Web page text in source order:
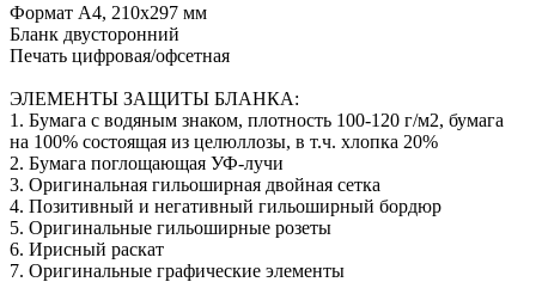
Формат А4, 210х297 мм
Бланк двусторонний
Печать цифровая/офсетная
ЭЛЕМЕНТЫ ЗАЩИТЫ БЛАНКА:
1. Бумага с водяным знаком, плотность 100-120 г/м2, бумага
на 100% состоящая из целюллозы, в т.ч. хлопка 20%
2. Бумага поглощающая УФ-лучи
3. Оригинальная гильоширная двойная сетка
4. Позитивный и негативный гильоширный бордюр
5. Оригинальные гильоширные розеты
6. Ирисный раскат
7. Оригинальные графические элементы